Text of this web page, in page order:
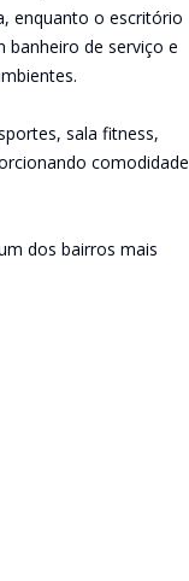
enquanto o escritório
banheiro de serviço e
sala fitness,
comodidade
dos bairros mais